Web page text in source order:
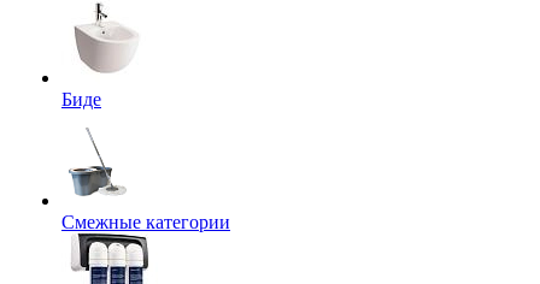
Биде
Смежные категории